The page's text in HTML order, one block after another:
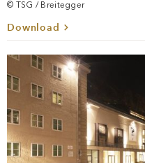
Foto-ID: #154162
Salzburg Stadtansicht
© TSG / Breitegger
Download